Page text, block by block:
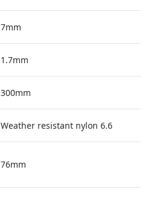
7mm
1.7mm
300mm
Weather resistant nylon 6.6
76mm